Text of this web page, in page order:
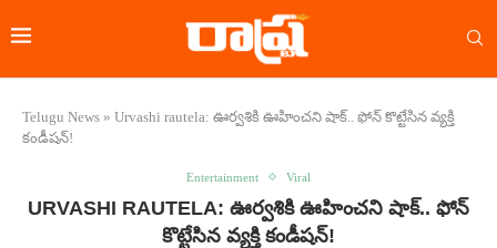
Telugu News » Urvashi rautela: ఊర్వశికి ఊహించని షాక్.. ఫోన్ కొట్టేసిన వ్యక్తి
కండీషన్!
Entertainment Viral
URVASHI RAUTELA: ఊర్వశికి ఊహించని షాక్.. ఫోన్
కొట్టేసిన వ్యక్తి కండీషన్!